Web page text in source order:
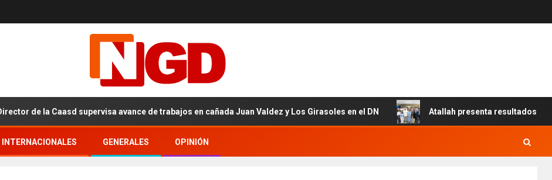
la Caasd supervisa avance de trabajos en cañada Juan Valdez y Los Girasoles en el DN Atallah presenta resultados que
INTERNACIONALES GENERALES OPINIÓN